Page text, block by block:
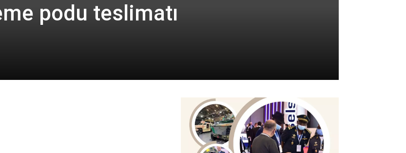
podu teslimatı